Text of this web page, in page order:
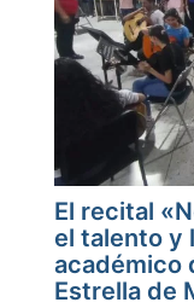
El recital
el talento y
académico
Estrella de